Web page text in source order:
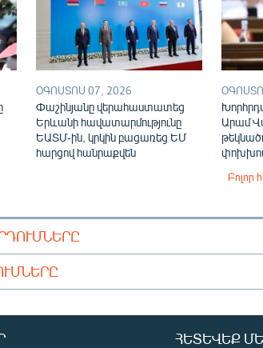
ՕԳՈՍՏՈՍ 07, 2026
Փաշինյանը վերահաստատեց
Երևանի հավատարմությունը
ԵԱՏՄ-ին, կրկին բացառեց ԵՄ
հարցով հանրաքվեն
Արամ
Բոլոր
ՀԵՏԵՎԵՔ